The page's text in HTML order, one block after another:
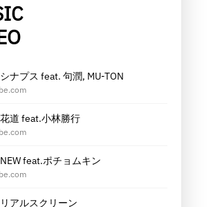
ナプス feat. 句潤, MU-TON
道 feat.小林勝行
feat.ポチョムキン
アルスクリーン